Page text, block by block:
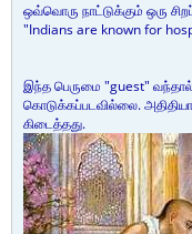
ஒவ்வொரு நாட்டுக்கும் ஒரு
"Indians are known for
இந்த பெருமை "guest"
கொடுக்கப்படவில்லை.
கிடைத்தது.